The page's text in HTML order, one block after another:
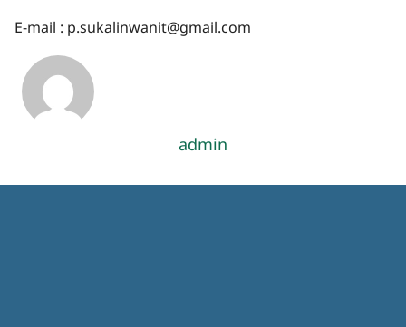
E-mail : p.sukalinwanit@gmail.com
admin